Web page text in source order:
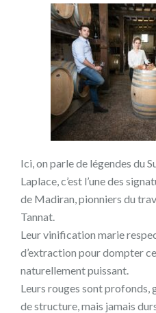
Ici, on parle de légendes du
Laplace, c’est l’une des
de Madiran, pionniers du
Tannat.
Leur vinification marie
d’extraction pour dompter
naturellement puissant.
Leurs rouges sont profonds,
de structure, mais jamais